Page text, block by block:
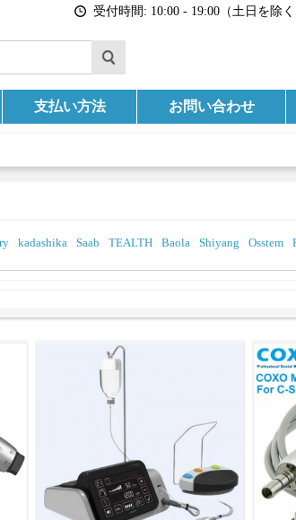
受付時間: 10:00 - 19:00（土日を除く
支払い方法 お問い合わせ
kadashika Saab TEALTH Baola Shiyang Osstem